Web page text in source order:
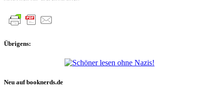
Übrigens:
Neu auf booknerds.de